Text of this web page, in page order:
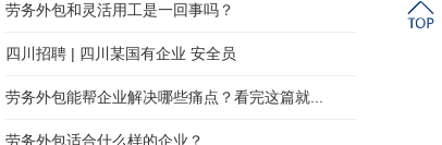
劳务外包和灵活用工是一回事吗？
四川招聘 | 四川某国有企业 安全员
劳务外包能帮企业解决哪些痛点？看完这篇就...
劳务外包适合什么样的企业？